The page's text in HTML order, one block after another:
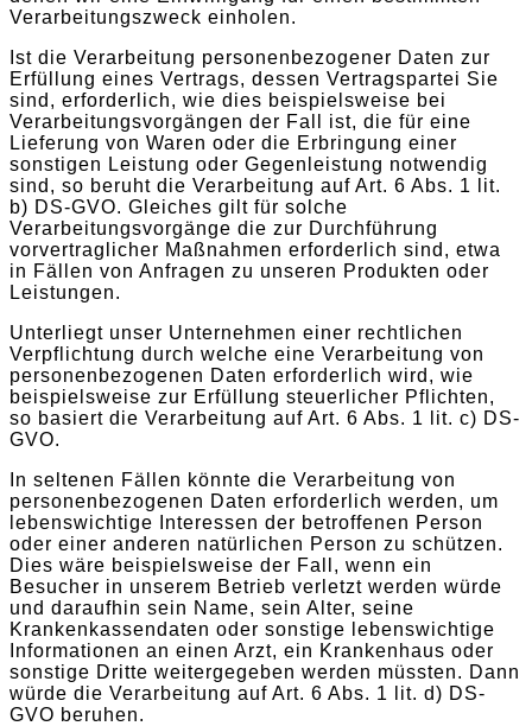
Verarbeitungszweck einholen.
Ist die Verarbeitung personenbezogener Daten zur
Erfüllung eines Vertrags, dessen Vertragspartei Sie
sind, erforderlich, wie dies beispielsweise bei
Verarbeitungsvorgängen der Fall ist, die für eine
Lieferung von Waren oder die Erbringung einer
sonstigen Leistung oder Gegenleistung notwendig
sind, so beruht die Verarbeitung auf Art. 6 Abs. 1 lit.
b) DS-GVO. Gleiches gilt für solche
Verarbeitungsvorgänge die zur Durchführung
vorvertraglicher Maßnahmen erforderlich sind, etwa
in Fällen von Anfragen zu unseren Produkten oder
Leistungen.
Unterliegt unser Unternehmen einer rechtlichen
Verpflichtung durch welche eine Verarbeitung von
personenbezogenen Daten erforderlich wird, wie
beispielsweise zur Erfüllung steuerlicher Pflichten,
so basiert die Verarbeitung auf Art. 6 Abs. 1 lit. c) DS-
GVO.
In seltenen Fällen könnte die Verarbeitung von
personenbezogenen Daten erforderlich werden, um
lebenswichtige Interessen der betroffenen Person
oder einer anderen natürlichen Person zu schützen.
Dies wäre beispielsweise der Fall, wenn ein
Besucher in unserem Betrieb verletzt werden würde
und daraufhin sein Name, sein Alter, seine
Krankenkassendaten oder sonstige lebenswichtige
Informationen an einen Arzt, ein Krankenhaus oder
sonstige Dritte weitergegeben werden müssten. Dann
würde die Verarbeitung auf Art. 6 Abs. 1 lit. d) DS-
GVO beruhen.